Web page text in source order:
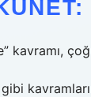
kavramı,